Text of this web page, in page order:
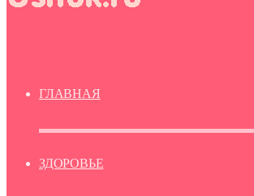
ГЛАВНАЯ
ЗДОРОВЬЕ